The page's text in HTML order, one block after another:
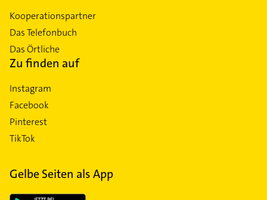
Kooperationspartner
Das Telefonbuch
Das Örtliche
Zu finden auf
Instagram
Facebook
Pinterest
TikTok
Gelbe Seiten als App